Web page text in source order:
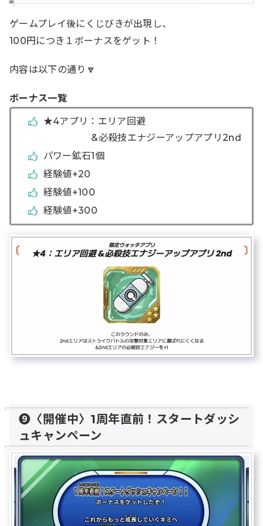
ゲームプレイ後にくじびきが出現し、
100円につき１ボーナスをゲット！
内容は以下の通り🔽
ボーナス一覧
★4アプリ：エリア回避
&必殺技エナジーアップアプリ2nd
パワー鉱石1個
経験値+20
経験値+100
経験値+300
❾〈開催中〉1周年直前！スタートダッシ
ュキャンペーン